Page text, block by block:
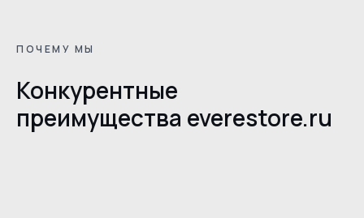
ПОЧЕМУ МЫ
Конкурентные
преимущества everestore.ru